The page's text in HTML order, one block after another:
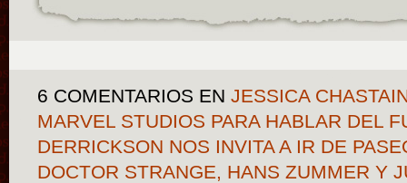
6 COMENTARIOS EN JESSICA
MARVEL STUDIOS PARA HABLAR DEL
DERRICKSON NOS INVITA A IR DE
DOCTOR STRANGE, HANS ZUMMER Y